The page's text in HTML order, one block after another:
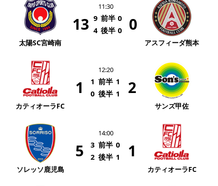
太陽SC宮崎南
11:30
13 9 前半 0 0
4 後半 0
アスフィーダ熊本
カティオーラFC
12:20
1 1 前半 1 2
0 後半 1
サンズ甲佐
ソレッソ鹿児島
14:00
5 3 前半 0 1
2 後半 1
カティオーラFC